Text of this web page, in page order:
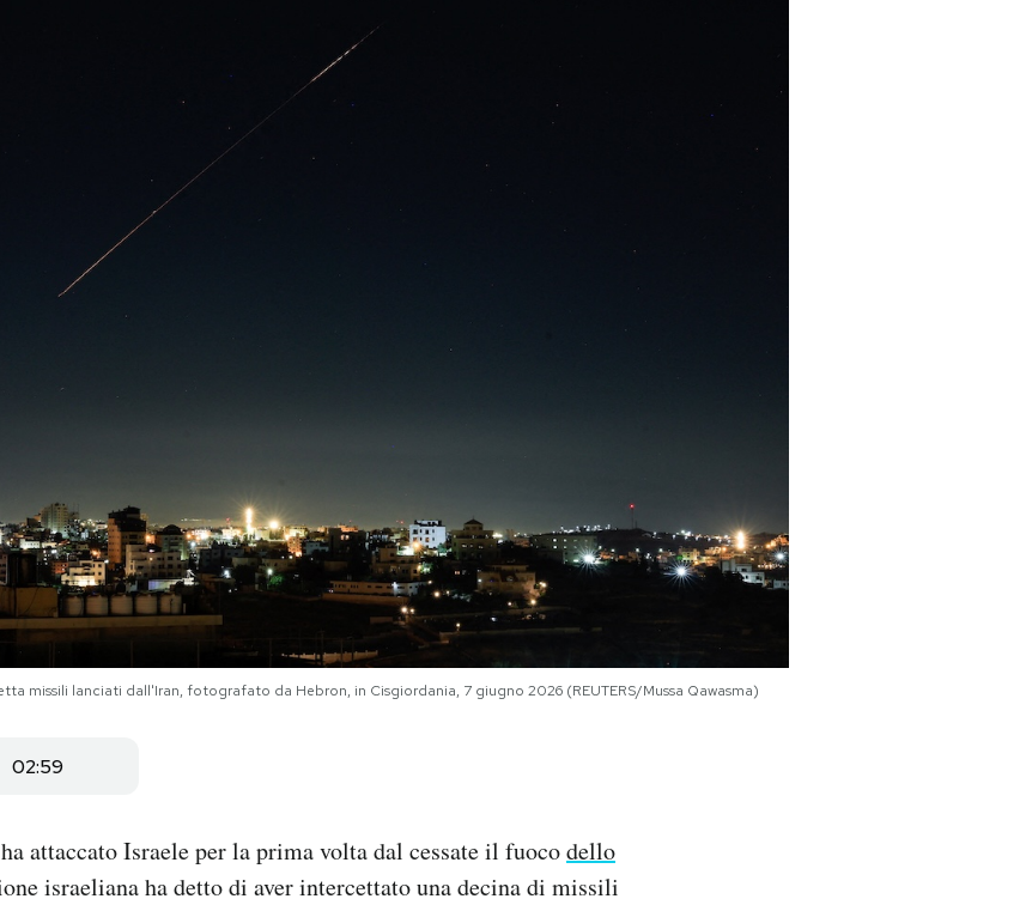
missili lanciati dall'Iran, fotografato da Hebron, in Cisgiordania, 7 giugno 2026 (REUTERS/Mussa Qawasma)
02:59
attaccato Israele per la prima volta dal cessate il fuocodello
israeliana ha detto di aver intercettato una decina di missili